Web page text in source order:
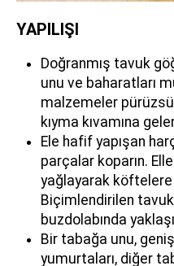
YAPILIŞI
Doğranmış tavuk
unu ve baharatları
malzemeler
kıyma kıvamına
Ele hafif yapışan
parçalar koparın.
yağlayarak
Biçimlendirilen
buzdolabında
Bir tabağa unu,
yumurtaları, diğer